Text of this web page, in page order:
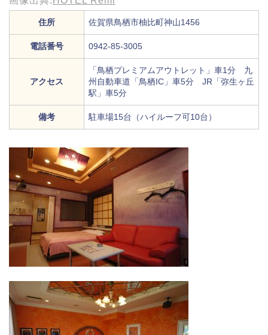
住所 佐賀県鳥栖市柚比町神山1456
電話番号 0942-85-3005
アクセス
「鳥栖プレミアムアウトレット」車1分 九
州自動車道「鳥栖IC」車5分 JR「弥生ヶ丘
駅」車5分
備考 駐車場15台（ハイルーフ可10台）